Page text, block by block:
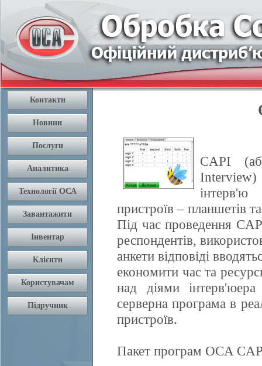
CAPI
пристроїв – планшетів
Під час проведення
респондентів,
анкети відповіді
економити час та
над діями
серверна програма в
пристроїв.
Пакет програм OCA